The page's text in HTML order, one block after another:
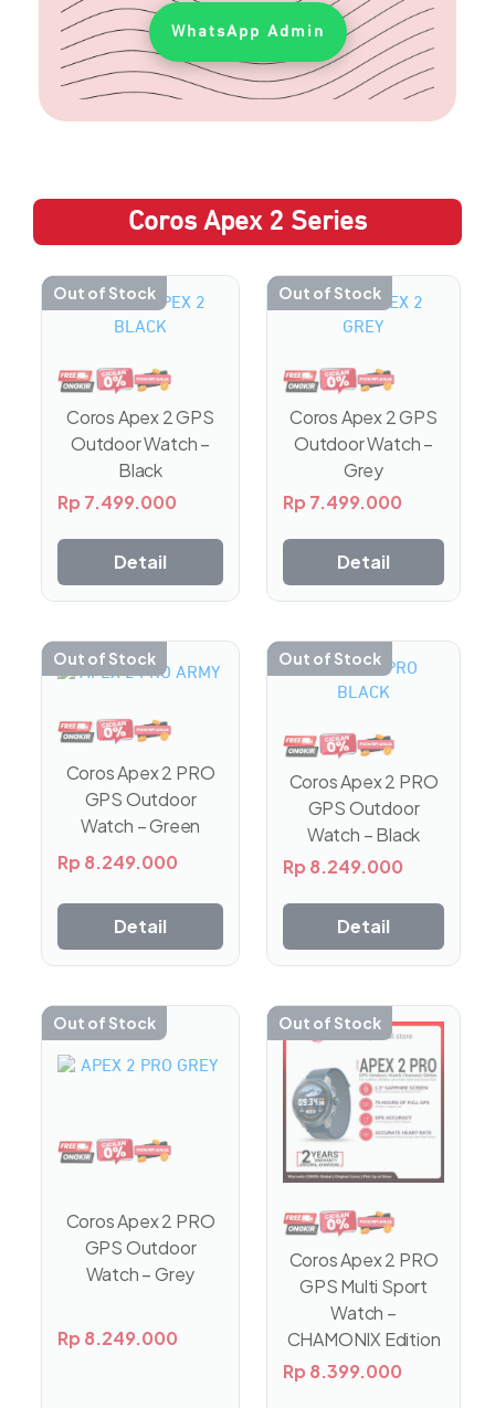
WhatsApp Admin
Coros Apex 2 Series
Out of Stock
Coros Apex 2 GPS
Outdoor Watch –
Black
Rp 7.499.000
Detail
Out of Stock
Coros Apex 2 GPS
Outdoor Watch –
Grey
Rp 7.499.000
Detail
Out of Stock
Coros Apex 2 PRO
GPS Outdoor
Watch – Green
Rp 8.249.000
Detail
Out of Stock
Coros Apex 2 PRO
GPS Outdoor
Watch – Black
Rp 8.249.000
Detail
Out of Stock
Coros Apex 2 PRO
GPS Outdoor
Watch – Grey
Rp 8.249.000
Out of Stock
Coros Apex 2 PRO
GPS Multi Sport
Watch –
CHAMONIX Edition
Rp 8.399.000